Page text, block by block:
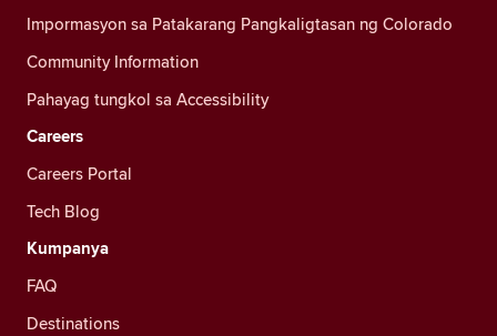
Impormasyon sa Patakarang Pangkaligtasan ng Colorado
Community Information
Pahayag tungkol sa Accessibility
Careers
Careers Portal
Tech Blog
Kumpanya
FAQ
Destinations